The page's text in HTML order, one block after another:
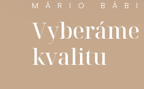
MÁRIO
kvalitu